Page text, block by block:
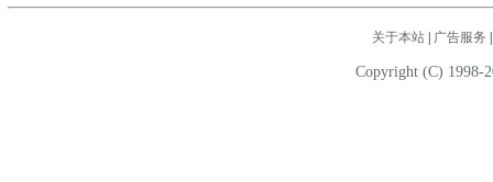
关于本站| 广告服务
Copyright (C) 1998-